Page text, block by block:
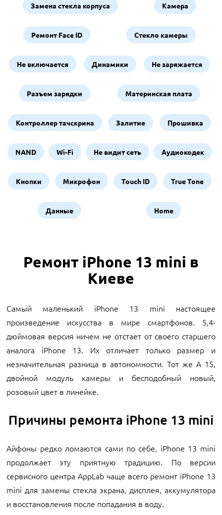
Замена стекла корпуса Камера
Ремонт Face ID Стекло камеры
Не включается Динамики Не заряжается
Разъем зарядки Материнская плата
Контроллер тачскрина Залитие Прошивка
NAND Wi-Fi Не видит сеть Аудиокодек
Кнопки Микрофон Touch ID True Tone
Данные Home
Ремонт iPhone 13 mini в
Киеве
Самый маленький iPhone 13 mini настоящее
произведение искусства в мире смартфонов. 5,4-
дюймовая версия ничем не отстает от своего старшего
аналога iPhone 13. Их отличает только размер и
незначительная разница в автономности. Тот же А 15,
двойной модуль камеры и бесподобный новый,
розовый цвет в линейке.
Причины ремонта iPhone 13 mini
Айфоны редко ломаются сами по себе, iPhone 13 mini
продолжает эту приятную традицию. По версии
сервисного центра AppLab чаще всего ремонт iPhone 13
mini для замены стекла экрана, дисплея, аккумулятора
и восстановления после попадания в воду.